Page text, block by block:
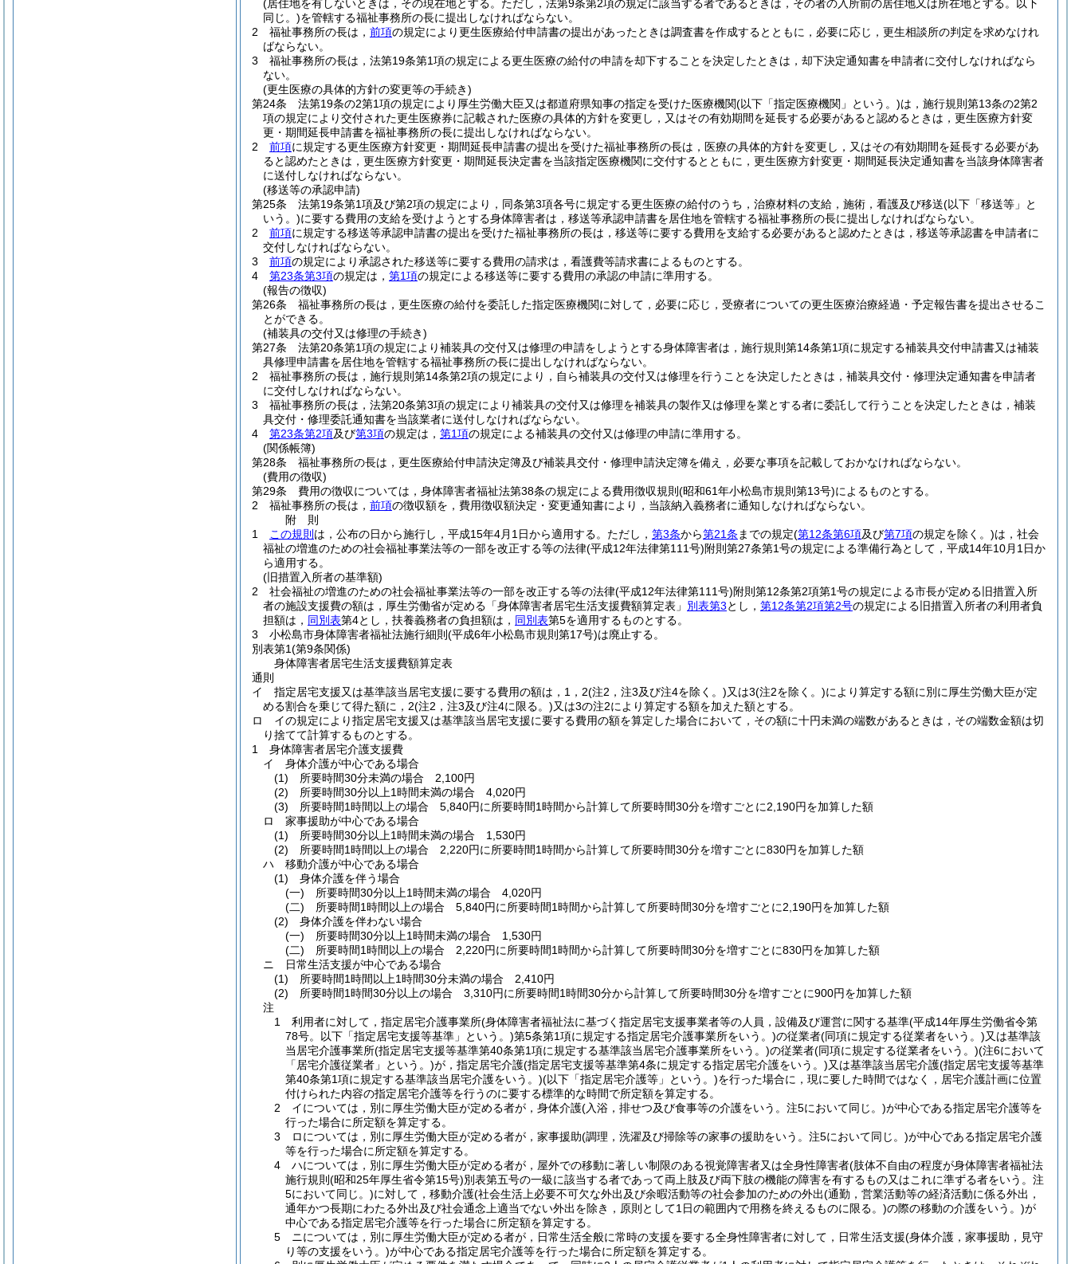
(居住地を有しないときは，その現在地とする。ただし，法第9条第2項の規定に該当する者であるときは，その者の入所前の居住地又は所在地とする。以下
同じ。)を管轄する福祉事務所の長に提出しなければならない。
2
福祉事務所の長は， 前項の規定により更生医療給付申請書の提出があったときは調査書を作成するとともに，必要に応じ，更生相談所の判定を求めなけれ
ばならない。
3
福祉事務所の長は，法第19条第1項の規定による更生医療の給付の申請を却下することを決定したときは，却下決定通知書を申請者に交付しなければなら
ない。
(更生医療の具体的方針の変更等の手続き)
第24条
法第19条の2第1項の規定により厚生労働大臣又は都道府県知事の指定を受けた医療機関(以下「指定医療機関」という。)は，施行規則第13条の2第2
項の規定により交付された更生医療券に記載された医療の具体的方針を変更し，又はその有効期間を延長する必要があると認めるときは，更生医療方針変
更・期間延長申請書を福祉事務所の長に提出しなければならない。
2
前項に規定する更生医療方針変更・期間延長申請書の提出を受けた福祉事務所の長は，医療の具体的方針を変更し，又はその有効期間を延長する必要があ
ると認めたときは，更生医療方針変更・期間延長決定書を当該指定医療機関に交付するとともに，更生医療方針変更・期間延長決定通知書を当該身体障害者
に送付しなければならない。
(移送等の承認申請)
第25条
法第19条第1項及び第2項の規定により，同条第3項各号に規定する更生医療の給付のうち，治療材料の支給，施術，看護及び移送(以下「移送等」と
いう。)に要する費用の支給を受けようとする身体障害者は，移送等承認申請書を居住地を管轄する福祉事務所の長に提出しなければならない。
2
前項に規定する移送等承認申請書の提出を受けた福祉事務所の長は，移送等に要する費用を支給する必要があると認めたときは，移送等承認書を申請者に
交付しなければならない。
3
前項の規定により承認された移送等に要する費用の請求は，看護費等請求書によるものとする。
4
第23条第3項の規定は， 第1項の規定による移送等に要する費用の承認の申請に準用する。
(報告の徴収)
第26条
福祉事務所の長は，更生医療の給付を委託した指定医療機関に対して，必要に応じ，受療者についての更生医療治療経過・予定報告書を提出させるこ
とができる。
(補装具の交付又は修理の手続き)
第27条
法第20条第1項の規定により補装具の交付又は修理の申請をしようとする身体障害者は，施行規則第14条第1項に規定する補装具交付申請書又は補装
具修理申請書を居住地を管轄する福祉事務所の長に提出しなければならない。
2
福祉事務所の長は，施行規則第14条第2項の規定により，自ら補装具の交付又は修理を行うことを決定したときは，補装具交付・修理決定通知書を申請者
に交付しなければならない。
3
福祉事務所の長は，法第20条第3項の規定により補装具の交付又は修理を補装具の製作又は修理を業とする者に委託して行うことを決定したときは，補装
具交付・修理委託通知書を当該業者に送付しなければならない。
4
第23条第2項及び第3項の規定は， 第1項の規定による補装具の交付又は修理の申請に準用する。
(関係帳簿)
第28条
福祉事務所の長は，更生医療給付申請決定簿及び補装具交付・修理申請決定簿を備え，必要な事項を記載しておかなければならない。
(費用の徴収)
第29条
費用の徴収については，身体障害者福祉法第38条の規定による費用徴収規則 (昭和61年小松島市規則第13号)によるものとする。
2
福祉事務所の長は， 前項の徴収額を，費用徴収額決定・変更通知書により，当該納入義務者に通知しなければならない。
附 則
1
この規則 は，公布の日から施行し，平成15年4月1日から適用する。 ただし， 第3条から第21条 までの規定(第12条第6項及び第7項の規定を除く。)は，社会
福祉の増進のための社会福祉事業法等の一部を改正する等の法律(平成12年法律第111号)附則第27条第1号の規定による準備行為として，平成14年10月1日か
ら適用する。
(旧措置入所者の基準額)
2
社会福祉の増進のための社会福祉事業法等の一部を改正する等の法律(平成12年法律第111号)附則第12条第2項第1号の規定による市長が定める旧措置入所
者の施設支援費の額は，厚生労働省が定める「身体障害者居宅生活支援費額算定表」 別表第3とし， 第12条第2項第2号の規定による旧措置入所者の利用者負
担額は， 同別表第4とし，扶養義務者の負担額は， 同別表第5を適用するものとする。
3
小松島市身体障害者福祉法施行細則 (平成6年小松島市規則第17号)は廃止する。
別表第1(第9条関係)
身体障害者居宅生活支援費額算定表
通則
イ 指定居宅支援又は基準該当居宅支援に要する費用の額は，1，2(注2，注3及び注4を除く。)又は3(注2を除く。)により算定する額に別に厚生労働大臣が定
める割合を乗じて得た額に，2(注2，注3及び注4に限る。)又は3の注2により算定する額を加えた額とする。
ロ イの規定により指定居宅支援又は基準該当居宅支援に要する費用の額を算定した場合において，その額に十円未満の端数があるときは，その端数金額は切
り捨てて計算するものとする。
1 身体障害者居宅介護支援費
イ 身体介護が中心である場合
(1) 所要時間30分未満の場合 2,100円
(2) 所要時間30分以上1時間未満の場合 4,020円
(3) 所要時間1時間以上の場合 5,840円に所要時間1時間から計算して所要時間30分を増すごとに2,190円を加算した額
ロ 家事援助が中心である場合
(1) 所要時間30分以上1時間未満の場合 1,530円
(2) 所要時間1時間以上の場合 2,220円に所要時間1時間から計算して所要時間30分を増すごとに830円を加算した額
ハ 移動介護が中心である場合
(1) 身体介護を伴う場合
(一) 所要時間30分以上1時間未満の場合 4,020円
(二) 所要時間1時間以上の場合 5,840円に所要時間1時間から計算して所要時間30分を増すごとに2,190円を加算した額
(2) 身体介護を伴わない場合
(一) 所要時間30分以上1時間未満の場合 1,530円
(二) 所要時間1時間以上の場合 2,220円に所要時間1時間から計算して所要時間30分を増すごとに830円を加算した額
ニ 日常生活支援が中心である場合
(1) 所要時間1時間以上1時間30分未満の場合 2,410円
(2) 所要時間1時間30分以上の場合 3,310円に所要時間1時間30分から計算して所要時間30分を増すごとに900円を加算した額
注
1 利用者に対して，指定居宅介護事業所(身体障害者福祉法に基づく指定居宅支援事業者等の人員，設備及び運営に関する基準(平成14年厚生労働省令第
78号。以下「指定居宅支援等基準」という。)第5条第1項に規定する指定居宅介護事業所をいう。)の従業者(同項に規定する従業者をいう。)又は基準該
当居宅介護事業所(指定居宅支援等基準第40条第1項に規定する基準該当居宅介護事業所をいう。)の従業者(同項に規定する従業者をいう。)(注6において
「居宅介護従業者」という。)が，指定居宅介護(指定居宅支援等基準第4条に規定する指定居宅介護をいう。)又は基準該当居宅介護(指定居宅支援等基準
第40条第1項に規定する基準該当居宅介護をいう。)(以下「指定居宅介護等」という。)を行った場合に，現に要した時間ではなく，居宅介護計画に位置
付けられた内容の指定居宅介護等を行うのに要する標準的な時間で所定額を算定する。
2 イについては，別に厚生労働大臣が定める者が，身体介護(入浴，排せつ及び食事等の介護をいう。注5において同じ。)が中心である指定居宅介護等を
行った場合に所定額を算定する。
3 ロについては，別に厚生労働大臣が定める者が，家事援助(調理，洗濯及び掃除等の家事の援助をいう。注5において同じ。)が中心である指定居宅介護
等を行った場合に所定額を算定する。
4 ハについては，別に厚生労働大臣が定める者が，屋外での移動に著しい制限のある視覚障害者又は全身性障害者(肢体不自由の程度が身体障害者福祉法
施行規則(昭和25年厚生省令第15号)別表第五号の一級に該当する者であって両上肢及び両下肢の機能の障害を有するもの又はこれに準ずる者をいう。注
5において同じ。)に対して，移動介護(社会生活上必要不可欠な外出及び余暇活動等の社会参加のための外出(通勤，営業活動等の経済活動に係る外出，
通年かつ長期にわたる外出及び社会通念上適当でない外出を除き，原則として1日の範囲内で用務を終えるものに限る。)の際の移動の介護をいう。)が
中心である指定居宅介護等を行った場合に所定額を算定する。
5 ニについては，別に厚生労働大臣が定める者が，日常生活全般に常時の支援を要する全身性障害者に対して，日常生活支援(身体介護，家事援助，見守
り等の支援をいう。)が中心である指定居宅介護等を行った場合に所定額を算定する。